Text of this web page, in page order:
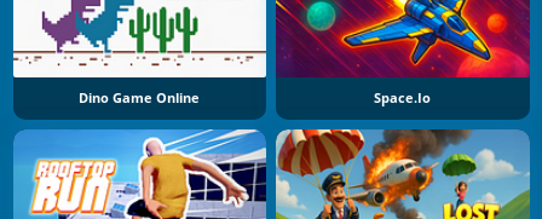
Dino Game Online Space.io